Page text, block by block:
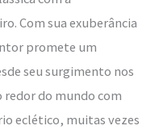
Com sua exuberância
promete um
seu surgimento nos
redor do mundo com
eclético, muitas vezes